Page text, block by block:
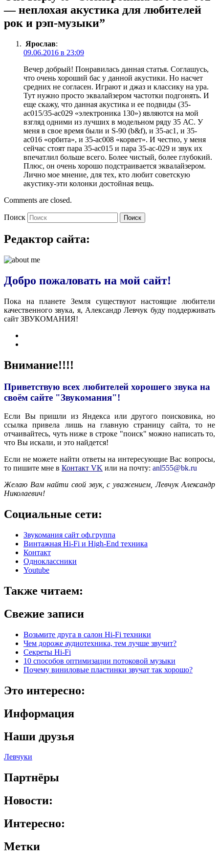
— неплохая акустика для любителей
рок и рэп-музыки”
Ярослав:
09.06.2016 в 23:09
Вечер добрый! Понравилась данная статья. Соглашусь,
что очень хороший бас у данной акустики. Но насчет
средних не согласен. Играют и джаз и классику на ура.
Тут нужно просто эквалайзером частотки подгонять. И
еще скажу, что данная акустика и ее подвиды (35-
ас015/35-ас029 «электроника 130») являются на мой
взгляд одними из лучших в модельном ряду 35 АС. У
меня в свое время были и S-90 (b&f), и 35-ас1, и 35-
ас016 «орбита», и 35-ас008 «корвет». И честно, у меня
сейчас стоят пара 35-ас015 и пара 35-ас-029 и звук их
впечатлил больше всего. Более чистый, более глубокий.
Плюс, он очень хорошо подстраивается эквалайзером.
Лично мое мнение, для тех, кто любит советскую
акустику-эти колонки достойная вещь.
Comments are closed.
Поиск Поиск
Редактор сайта:
Добро пожаловать на мой сайт!
Пока на планете Земля существуют настоящие любители
качественного звука, я, Александр Левчук буду поддерживать
сайт ЗВУКОМАНИЯ!
Внимание!!!!
Приветствую всех любителей хорошего звука на
своём сайте "Звукомания"!
Если Вы пришли из Яндекса или другого поисковика, но
ссылка привела лишь на главную страницу сайта, то не
отчаивайтесь, чуть ниже в строке "поиск" можно написать то,
что Вы искали, и это найдется!
Если не можете найти ответы на интересующие Вас вопросы,
то пишите мне в Контакт VK или на почту: anl555@bk.ru
Желаю Вам найти свой звук, с уважением, Левчук Александр
Николаевич!
Социальные сети:
Звукомания сайт оф.группа
Винтажная Hi-Fi и High-End техника
Контакт
Одноклассники
Youtube
Также читаем:
Свежие записи
Возьмите друга в салон Hi-Fi техники
Чем дороже аудиотехника, тем лучше звучит?
Секреты Hi-Fi
10 способов оптимизации потоковой музыки
Почему виниловые пластинки звучат так хорошо?
Это интересно:
Информация
Наши друзья
Левчуки
Партнёры
Новости:
Интересно:
Метки